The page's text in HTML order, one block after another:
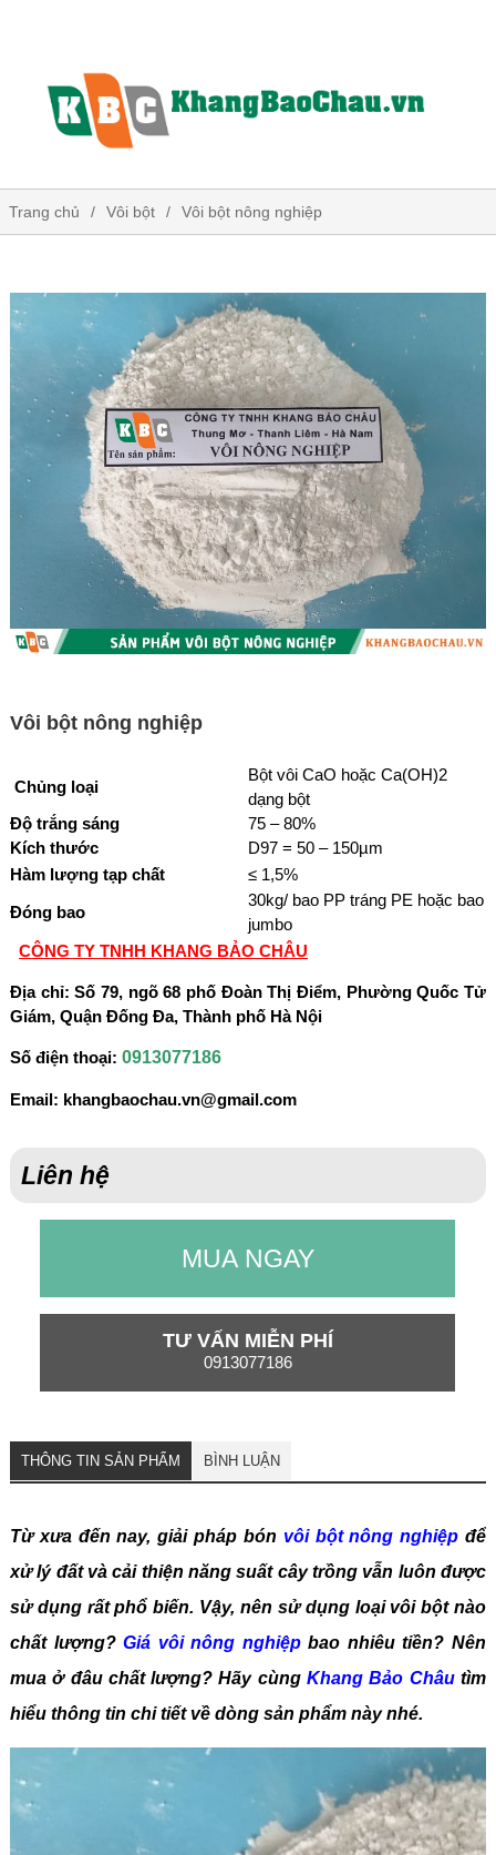
Trang chủ Vôi bột Vôi bột nông nghiệp
Vôi bột nông nghiệp
Chủng loại
Bột vôi CaO hoặc Ca(OH)2
dạng bột
Độ trắng sáng
75 – 80%
Kích thước
D97 = 50 – 150µm
Hàm lượng tạp chất
≤ 1,5%
Đóng bao
30kg/ bao PP tráng PE hoặc bao
jumbo
CÔNG TY TNHH KHANG BẢO CHÂU
Địa chỉ: Số 79, ngõ 68 phố Đoàn Thị Điểm, Phường Quốc Tử
Giám, Quận Đống Đa, Thành phố Hà Nội
Số điện thoại: 0913077186
Email: khangbaochau.vn@gmail.com
Liên hệ
MUA NGAY
TƯ VẤN MIỄN PHÍ
0913077186
THÔNG TIN SẢN PHẨM BÌNH LUẬN
Từ xưa đến nay, giải pháp bón vôi bột nông nghiệp để
xử lý đất và cải thiện năng suất cây trồng vẫn luôn được
sử dụng rất phổ biến. Vậy, nên sử dụng loại vôi bột nào
chất lượng?Giá vôi nông nghiệpbao nhiêu tiền? Nên
mua ở đâu chất lượng? Hãy cùngKhang Bảo Châutìm
hiểu thông tin chi tiết về dòng sản phẩm này nhé.